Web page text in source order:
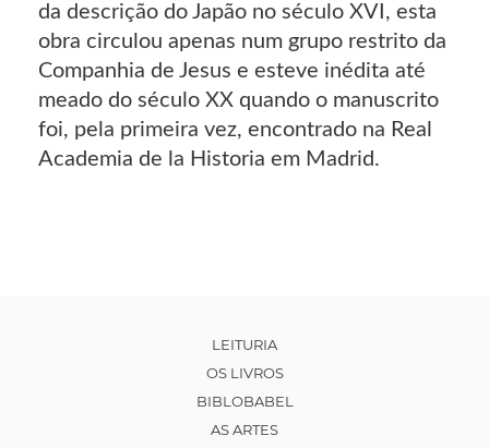
da descrição do Japão no século XVI, esta
obra circulou apenas num grupo restrito da
Companhia de Jesus e esteve inédita até
meado do século XX quando o manuscrito
foi, pela primeira vez, encontrado na Real
Academia de la Historia em Madrid.
LEITURIA
OS LIVROS
BIBLOBABEL
AS ARTES